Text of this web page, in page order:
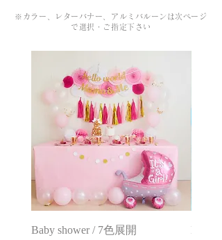
※カラー、レターバナー、アルミバルーンは次ページ
で選択・ご指定下さい
Baby shower / 7色展開